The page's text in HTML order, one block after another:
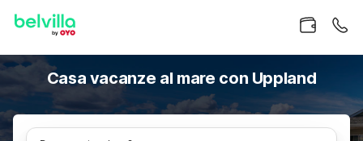
Casa vacanze al mare con Uppland